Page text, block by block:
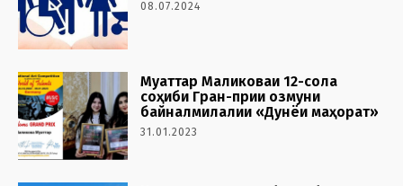
08.07.2024
Муаттар Маликоваи 12-сола
соҳиби Гран-прии озмуни
байналмилалии «Дунёи маҳорат»
31.01.2023